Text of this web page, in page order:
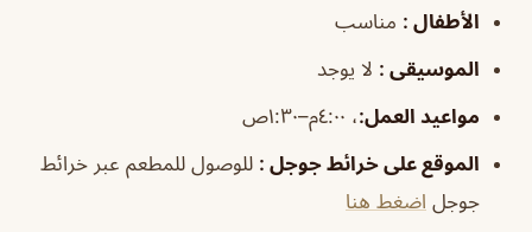
الأطفال : مناسب
الموسيقى : لا يوجد
مواعيد العمل:، ٤:٠٠م–١:٣٠ص
الموقع على خرائط جوجل : للوصول للمطعم عبر خرائط
جوجل اضغط هنا